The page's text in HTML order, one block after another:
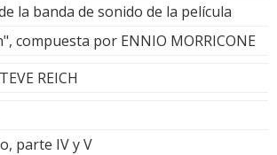
la banda de sonido de la película
compuesta por ENNIO MORRICONE
REICH
parte IV y V